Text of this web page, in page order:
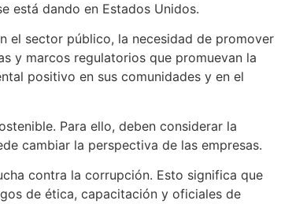
está dando en Estados Unidos.
el sector público, la necesidad de promover
y marcos regulatorios que promuevan la
positivo en sus comunidades y en el
Para ello, deben considerar la
cambiar la perspectiva de las empresas.
contra la corrupción. Esto significa que
de ética, capacitación y oficiales de